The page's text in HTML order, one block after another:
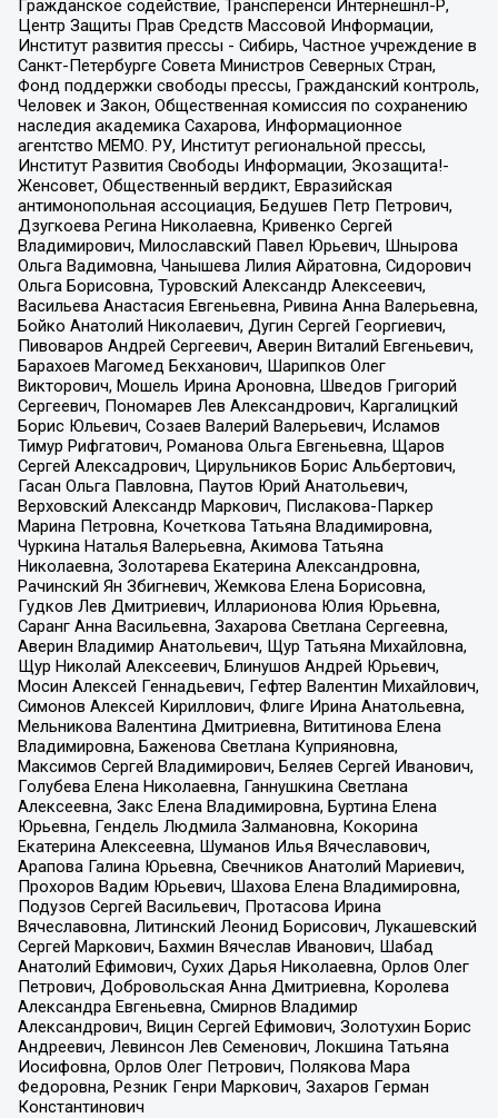
Гражданское содействие, Трансперенси Интернешнл-Р,
Центр Защиты Прав Средств Массовой Информации,
Институт развития прессы - Сибирь, Частное учреждение в
Санкт-Петербурге Совета Министров Северных Стран,
Фонд поддержки свободы прессы, Гражданский контроль,
Человек и Закон, Общественная комиссия по сохранению
наследия академика Сахарова, Информационное
агентство МЕМО. РУ, Институт региональной прессы,
Институт Развития Свободы Информации, Экозащита!-
Женсовет, Общественный вердикт, Евразийская
антимонопольная ассоциация, Бедушев Петр Петрович,
Дзугкоева Регина Николаевна, Кривенко Сергей
Владимирович, Милославский Павел Юрьевич, Шнырова
Ольга Вадимовна, Чанышева Лилия Айратовна, Сидорович
Ольга Борисовна, Туровский Александр Алексеевич,
Васильева Анастасия Евгеньевна, Ривина Анна Валерьевна,
Бойко Анатолий Николаевич, Дугин Сергей Георгиевич,
Пивоваров Андрей Сергеевич, Аверин Виталий Евгеньевич,
Барахоев Магомед Бекханович, Шарипков Олег
Викторович, Мошель Ирина Ароновна, Шведов Григорий
Сергеевич, Пономарев Лев Александрович, Каргалицкий
Борис Юльевич, Созаев Валерий Валерьевич, Исламов
Тимур Рифгатович, Романова Ольга Евгеньевна, Щаров
Сергей Алексадрович, Цирульников Борис Альбертович,
Гасан Ольга Павловна, Паутов Юрий Анатольевич,
Верховский Александр Маркович, Пислакова-Паркер
Марина Петровна, Кочеткова Татьяна Владимировна,
Чуркина Наталья Валерьевна, Акимова Татьяна
Николаевна, Золотарева Екатерина Александровна,
Рачинский Ян Збигневич, Жемкова Елена Борисовна,
Гудков Лев Дмитриевич, Илларионова Юлия Юрьевна,
Саранг Анна Васильевна, Захарова Светлана Сергеевна,
Аверин Владимир Анатольевич, Щур Татьяна Михайловна,
Щур Николай Алексеевич, Блинушов Андрей Юрьевич,
Мосин Алексей Геннадьевич, Гефтер Валентин Михайлович,
Симонов Алексей Кириллович, Флиге Ирина Анатольевна,
Мельникова Валентина Дмитриевна, Вититинова Елена
Владимировна, Баженова Светлана Куприяновна,
Максимов Сергей Владимирович, Беляев Сергей Иванович,
Голубева Елена Николаевна, Ганнушкина Светлана
Алексеевна, Закс Елена Владимировна, Буртина Елена
Юрьевна, Гендель Людмила Залмановна, Кокорина
Екатерина Алексеевна, Шуманов Илья Вячеславович,
Арапова Галина Юрьевна, Свечников Анатолий Мариевич,
Прохоров Вадим Юрьевич, Шахова Елена Владимировна,
Подузов Сергей Васильевич, Протасова Ирина
Вячеславовна, Литинский Леонид Борисович, Лукашевский
Сергей Маркович, Бахмин Вячеслав Иванович, Шабад
Анатолий Ефимович, Сухих Дарья Николаевна, Орлов Олег
Петрович, Добровольская Анна Дмитриевна, Королева
Александра Евгеньевна, Смирнов Владимир
Александрович, Вицин Сергей Ефимович, Золотухин Борис
Андреевич, Левинсон Лев Семенович, Локшина Татьяна
Иосифовна, Орлов Олег Петрович, Полякова Мара
Федоровна, Резник Генри Маркович, Захаров Герман
Константинович